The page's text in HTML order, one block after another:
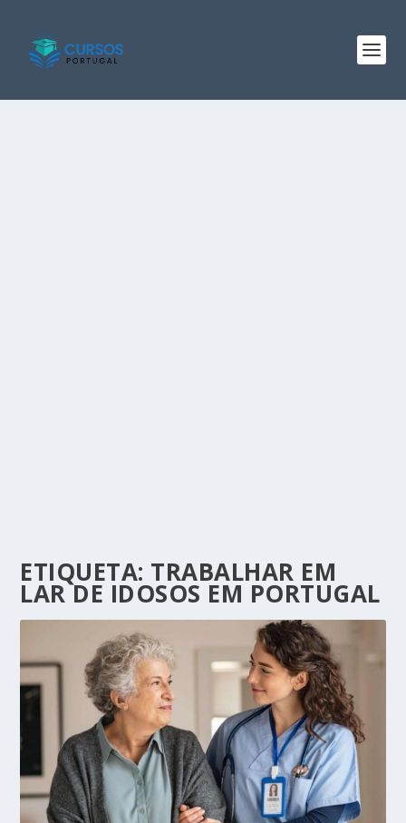
ETIQUETA: TRABALHAR EM
LAR DE IDOSOS EM PORTUGAL